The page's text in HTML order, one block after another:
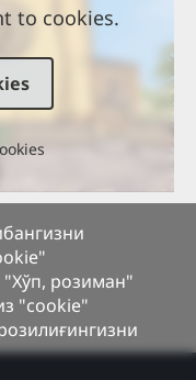
to cookies.
розиман"
"cookie"